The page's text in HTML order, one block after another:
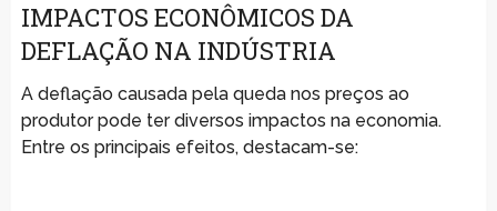
IMPACTOS ECONÔMICOS DA
DEFLAÇÃO NA INDÚSTRIA
A deflação causada pela queda nos preços ao
produtor pode ter diversos impactos na economia.
Entre os principais efeitos, destacam-se: